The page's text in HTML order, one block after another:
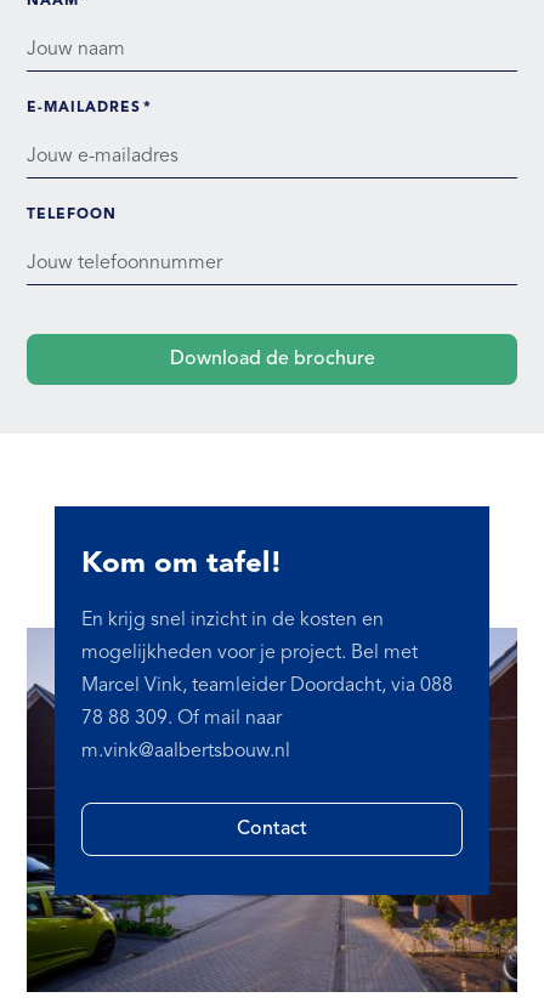
E-MAILADRES *
TELEFOON
Kom om tafel!
En krijg snel inzicht in de kosten en
mogelijkheden voor je project. Bel met
Marcel Vink, teamleider Doordacht, via 088
78 88 309. Of mail naar
m.vink@aalbertsbouw.nl
Contact